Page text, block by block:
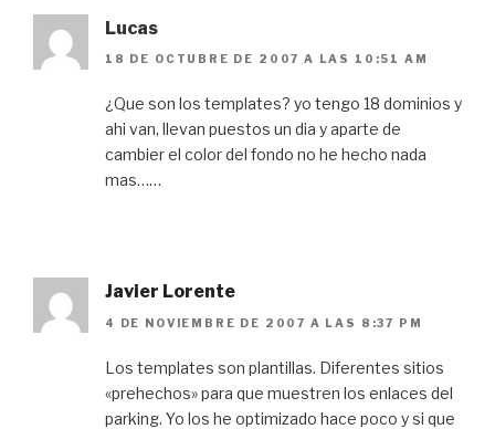
Lucas
18 DE OCTUBRE DE 2007 A LAS 10:51 AM
¿Que son los templates? yo tengo 18 dominios y
ahi van, llevan puestos un dia y aparte de
cambier el color del fondo no he hecho nada
mas……
Javier Lorente
4 DE NOVIEMBRE DE 2007 A LAS 8:37 PM
Los templates son plantillas. Diferentes sitios
«prehechos» para que muestren los enlaces del
parking. Yo los he optimizado hace poco y si que